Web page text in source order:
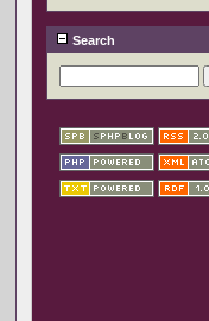
Search